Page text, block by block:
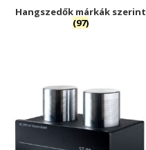
Hangszedők márkák szerint
(97)